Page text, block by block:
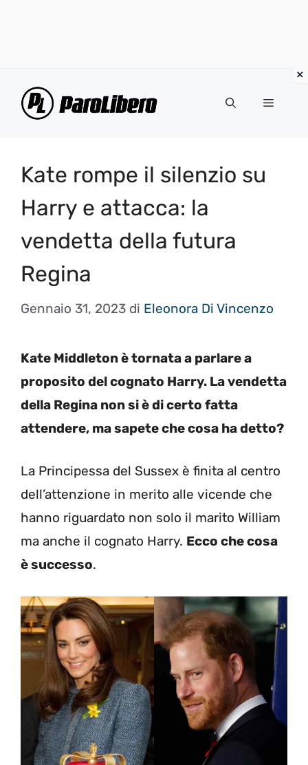
Menu
Kate rompe il silenzio su
Harry e attacca: la
vendetta della futura
Regina
Gennaio 31, 2023 di Eleonora Di Vincenzo
Kate Middleton è tornata a parlare a
proposito del cognato Harry. La vendetta
della Regina non si è di certo fatta
attendere, ma sapete che cosa ha detto?
La Principessa del Sussex è finita al centro
dell’attenzione in merito alle vicende che
hanno riguardato non solo il marito William
ma anche il cognato Harry. Ecco che cosa
è successo.